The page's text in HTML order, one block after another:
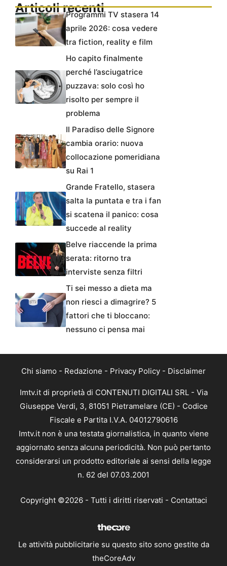
Articoli recentiProgrammi TV stasera 14
aprile 2026: cosa vedere
tra fiction, reality e film
Ho capito finalmente
perché l’asciugatrice
puzzava: solo così ho
risolto per sempre il
problema
Il Paradiso delle Signore
cambia orario: nuova
collocazione pomeridiana
su Rai 1
Grande Fratello, stasera
salta la puntata e tra i fan
si scatena il panico: cosa
succede al reality
Belve riaccende la prima
serata: ritorno tra
interviste senza filtri
Ti sei messo a dieta ma
non riesci a dimagrire? 5
fattori che ti bloccano:
nessuno ci pensa mai
Chi siamo - Redazione - Privacy Policy - Disclaimer
Imtv.it di proprietà di CONTENUTI DIGITALI SRL - Via
Giuseppe Verdi, 3, 81051 Pietramelare (CE) - Codice
Fiscale e Partita I.V.A. 04012790616
Imtv.it non è una testata giornalistica, in quanto viene
aggiornato senza alcuna periodicità. Non può pertanto
considerarsi un prodotto editoriale ai sensi della legge
n. 62 del 07.03.2001
Copyright ©2026 - Tutti i diritti riservati - Contattaci
Le attività pubblicitarie su questo sito sono gestite da
theCoreAdv